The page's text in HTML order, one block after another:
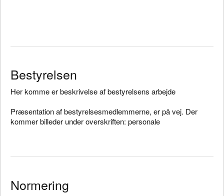
Bestyrelsen
Her komme er beskrivelse af bestyrelsens arbejde
Præsentation af bestyrelsesmedlemmerne, er på vej. Der
kommer billeder under overskriften: personale
Normering